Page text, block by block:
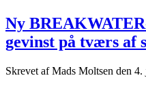
Ny
gevinst på tværs af
Skrevet af Mads Moltsen den 4.